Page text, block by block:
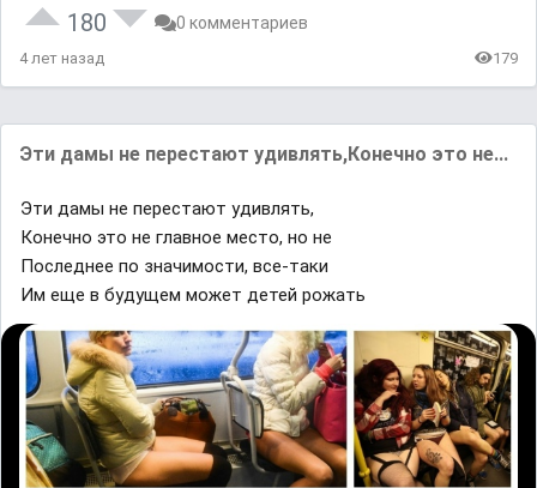
180 0 комментариев
4 лет назад 179
Эти дамы не перестают удивлять,Конечно это не...
Эти дамы не перестают удивлять,
Конечно это не главное место, но не
Последнее по значимости, все-таки
Им еще в будущем может детей рожать